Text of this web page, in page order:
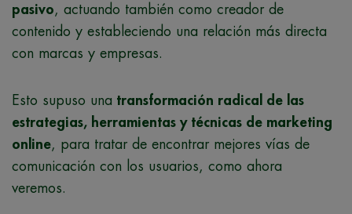
pasivo, actuando también como creador de
contenido y estableciendo una relación más directa
con marcas y empresas.
Esto supuso una transformación radical de las
estrategias, herramientas y técnicas de marketing
online, para tratar de encontrar mejores vías de
comunicación con los usuarios, como ahora
veremos.